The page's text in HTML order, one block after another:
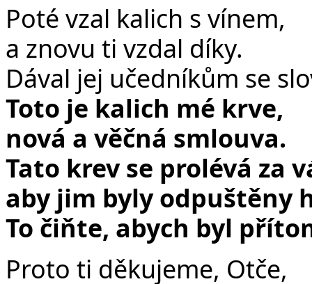
Poté vzal kalich s vínem,
a znovu ti vzdal díky.
Dával jej učedníkům se
Toto je kalich mé krve,
nová a věčná smlouva.
Tato krev se prolévá za
aby jim byly odpuštěny
To čiňte, abych byl
Proto ti děkujeme, Otče,